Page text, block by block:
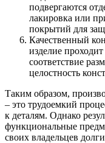
подвергаются
лакировка или
покрытий для
Качественный
изделие
соответствие
целостность
Таким образом,
– это трудоемкий
к деталям. Однако
функциональные
своих владельцев